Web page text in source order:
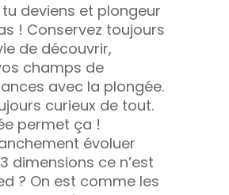
tu deviens et plongeur
! Conservez toujours
de découvrir,
champs de
avec la plongée.
curieux de tout.
permet ça !
évoluer
dimensions ce n’est
? On est comme les